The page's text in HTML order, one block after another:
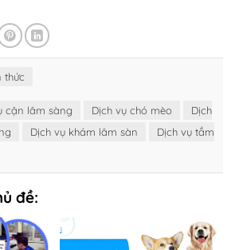
thức
cận lâm sàng Dịch vụ chó mèo
Dịch
Dịch vụ khám lâm sàn
Dịch vụ tắm
đề: